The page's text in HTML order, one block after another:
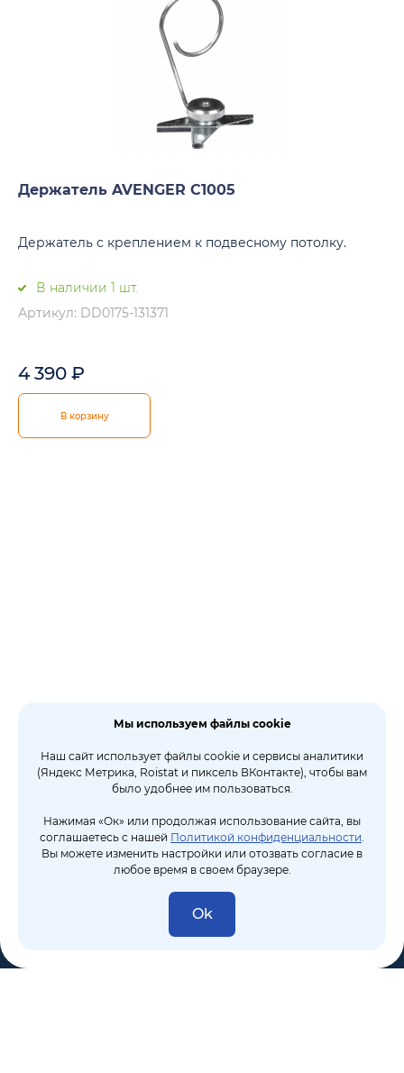
Держатель AVENGER C1005
Держатель с креплением к подвесному потолку.
В наличии 1 шт.
Артикул: DD0175-131371
4 390 ₽
В корзину
Мы используем файлы cookie
Наш сайт использует файлы cookie и сервисы аналитики
(Яндекс Метрика, Roistat и пиксель ВКонтакте), чтобы вам
было удобнее им пользоваться.
Нажимая «Ок» или продолжая использование сайта, вы
соглашаетесь с нашей Политикой конфиденциальности.
Вы можете изменить настройки или отозвать согласие в
любое время в своем браузере.
Ok